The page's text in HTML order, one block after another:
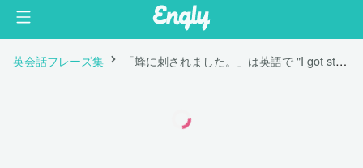
英会話フレーズ集 「蜂に刺されました。」は英語で "I got stung by a bee."